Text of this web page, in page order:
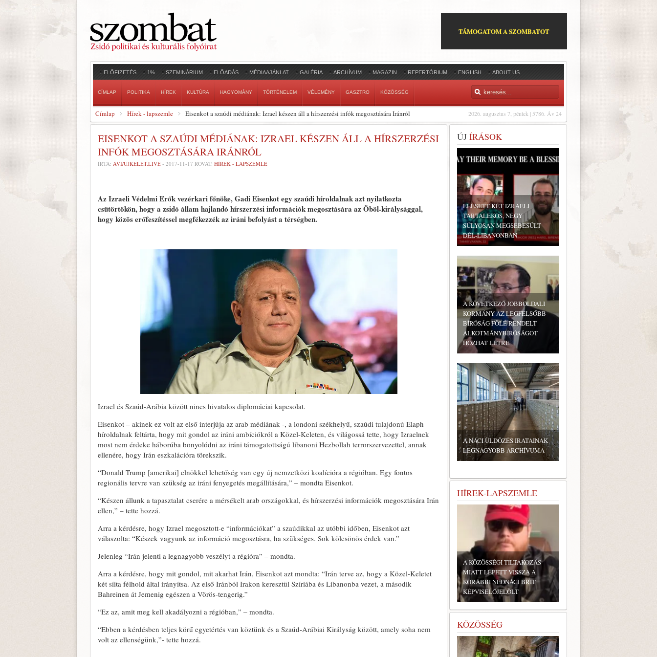
TÁMOGATOM A SZOMBATOT
ELŐFIZETÉS 1% SZEMINÁRIUM ELŐADÁS MÉDIAAJÁNLAT GALÉRIA ARCHÍVUM MAGAZIN REPERTÓRIUM ENGLISH ABOUT US
CÍMLAP POLITIKA HÍREK KULTÚRA HAGYOMÁNY TÖRTÉNELEM VÉLEMÉNY GASZTRO KÖZÖSSÉG
2026. augusztus 7, péntek | 5786. Áv 24
Címlap Hírek - lapszemle Eisenkot a szaúdi médiának: Izrael készen áll a hírszerzési infók megosztására Iránról
EISENKOT A SZAÚDI MÉDIÁNAK: IZRAEL KÉSZEN ÁLL A HÍRSZERZÉSI
INFÓK MEGOSZTÁSÁRA IRÁNRÓL
ÍRTA: AVI/UJKELET.LIVE - 2017-11-17 ROVAT: HÍREK - LAPSZEMLE
Az Izraeli Védelmi Erők vezérkari főnöke, Gadi Eisenkot egy szaúdi híroldalnak azt nyilatkozta
csütörtökön, hogy a zsidó állam hajlandó hírszerzési információk megosztására az Öböl-királysággal,
hogy közös erőfeszítéssel megfékezzék az iráni befolyást a térségben.
Izrael és Szaúd-Arábia között nincs hivatalos diplomáciai kapcsolat.
Eisenkot – akinek ez volt az első interjúja az arab médiának -, a londoni székhelyű, szaúdi tulajdonú Elaph
híroldalnak feltárta, hogy mit gondol az iráni ambíciókról a Közel-Keleten, és világossá tette, hogy Izraelnek
most nem érdeke háborúba bonyolódni az iráni támogatottságú libanoni Hezbollah terrorszervezettel, annak
ellenére, hogy Irán eszkalációra törekszik.
“Donald Trump [amerikai] elnökkel lehetőség van egy új nemzetközi koalícióra a régióban. Egy fontos
regionális tervre van szükség az iráni fenyegetés megállítására,” – mondta Eisenkot.
“Készen állunk a tapasztalat cserére a mérsékelt arab országokkal, és hírszerzési információk megosztására Irán
ellen,” – tette hozzá.
Arra a kérdésre, hogy Izrael megosztott-e “információkat” a szaúdikkal az utóbbi időben, Eisenkot azt
válaszolta: “Készek vagyunk az információ megosztásra, ha szükséges. Sok kölcsönös érdek van.”
Jelenleg “Irán jelenti a legnagyobb veszélyt a régióra” – mondta.
Arra a kérdésre, hogy mit gondol, mit akarhat Irán, Eisenkot azt mondta: “Irán terve az, hogy a Közel-Keletet
két síita félhold által irányítsa. Az első Iránból Irakon keresztül Szíriába és Libanonba vezet, a második
Bahreinen át Jemenig egészen a Vörös-tengerig.”
“Ez az, amit meg kell akadályozni a régióban,” – mondta.
“Ebben a kérdésben teljes körű egyetértés van köztünk és a Szaúd-Arábiai Királyság között, amely soha nem
volt az ellenségünk,”- tette hozzá.
ÚJ ÍRÁSOK
ELESETT KÉT IZRAELI
TARTALÉKOS, NÉGY
SÚLYOSAN MEGSEBESÜLT
DÉL-LIBANONBAN
A KÖVETKEZŐ JOBBOLDALI
KORMÁNY AZ LEGFELSŐBB
BÍRÓSÁG FÖLÉ RENDELT
ALKOTMÁNYBÍRÓSÁGOT
HOZHAT LÉTRE
A NÁCI ÜLDÖZÉS IRATAINAK
LEGNAGYOBB ARCHÍVUMA
HÍREK-LAPSZEMLE
A KÖZÖSSÉGI TILTAKOZÁS
MIATT LÉPETT VISSZA A
KORÁBBI NEONÁCI BRIT
KÉPVISELŐJELÖLT
KÖZÖSSÉG